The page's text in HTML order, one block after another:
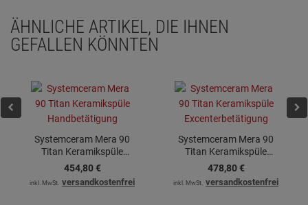
ÄHNLICHE ARTIKEL, DIE IHNEN
GEFALLEN KÖNNTEN
Systemceram Mera 90
Titan Keramikspüle
Handbetätigung
454,80 €
inkl. MwSt. versandkostenfrei
Systemceram Mera 90
Titan Keramikspüle
Excenterbetätigung
478,80 €
inkl. MwSt. versandkostenfrei